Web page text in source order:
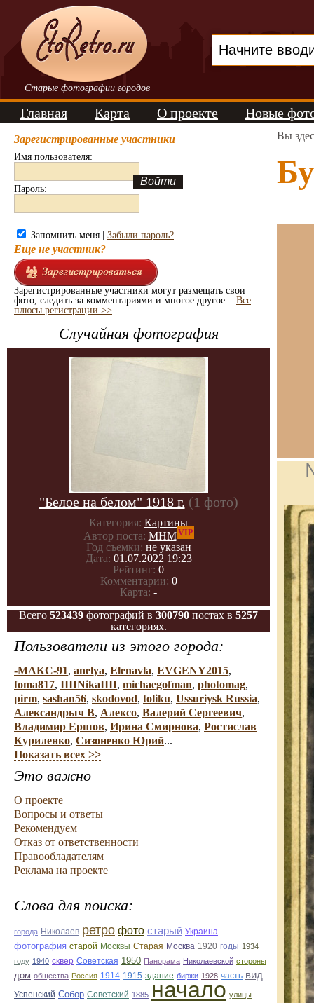
Старые фотографии городов
Главная Карта О проекте Новые
Зарегистрированные участники
Имя пользователя:
Пароль:
Запомнить меня | Забыли пароль?
Еще не участник?
Зарегистрированные участники могут размещать свои
фото, следить за комментариями и многое другое... Все
плюсы регистрации >>
Случайная фотография
"Белое на белом" 1918 г. (1 фото)
Категория: Картины
Автор поста: МНМVIP
Год съемки: не указан
Дата: 01.07.2022 19:23
Рейтинг: 0
Комментарии: 0
Карта: -
Всего 523439 фотографий в 300790 постах в 5257
категориях.
Пользователи из этого города:
-МАКС-91, anelya, Elenavla, EVGENY2015,
foma817, IIIINikaIIII, michaegofman, photomag,
pirm, sashan56, skodovod, toliku, Ussuriysk Russia,
Александрыч В, Алексо, Валерий Сергеевич,
Владимир Ершов, Ирина Смирнова, Ростислав
Куриленко, Сизоненко Юрий...
Показать всех >>
Это важно
О проекте
Вопросы и ответы
Рекомендуем
Отказ от ответственности
Правообладателям
Реклама на проекте
Слова для поиска:
города Николаев ретро фото старый Украина
фотография старой Москвы Старая Москва 1920 годы 1934
году 1940 сквер Советская 1950 Панорама Николаевской стороны
дом общества Россия 1914 1915 здание биржи 1928 часть вид
Успенский Собор Советский 1885 начало улицы
Вы